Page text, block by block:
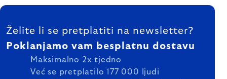
FOOTER
Želite li se pretplatiti na newsletter?
Poklanjamo vam besplatnu dostavu
Maksimalno 2x tjedno
Već se pretplatilo 177 000 ljudi